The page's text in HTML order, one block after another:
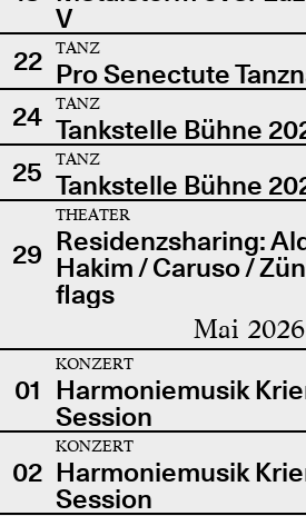
V
22
TANZ
Pro Senectute
24
TANZ
Tankstelle Bühne
25
TANZ
Tankstelle Bühne
29
THEATER
Residenzsharing:
Hakim / Caruso /
flags
Mai 2026
01
KONZERT
Harmoniemusik
Session
02
KONZERT
Harmoniemusik
Session